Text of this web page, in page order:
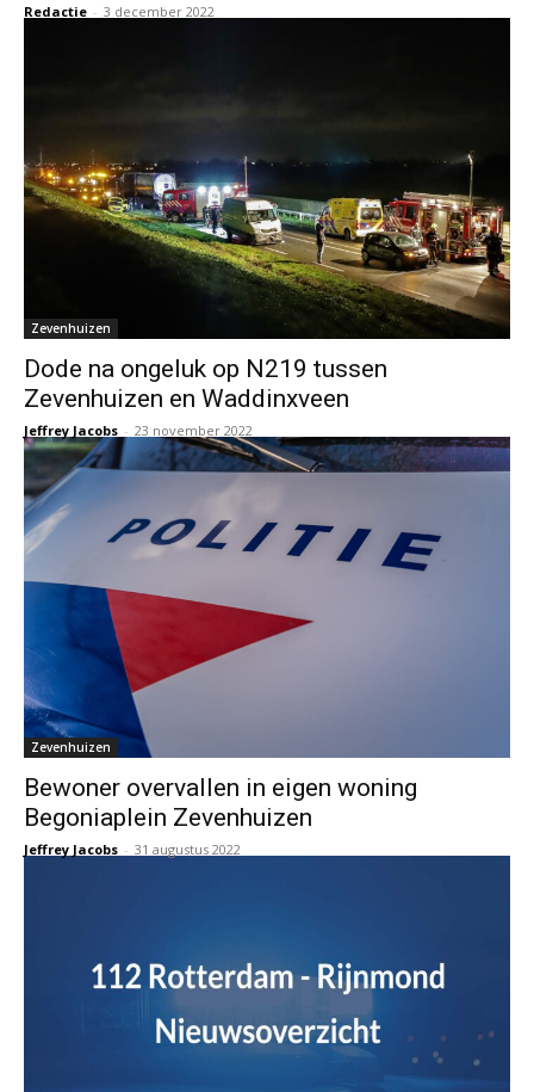
Redactie - 3 december 2022
Zevenhuizen
Dode na ongeluk op N219 tussen
Zevenhuizen en Waddinxveen
Jeffrey Jacobs - 23 november 2022
Zevenhuizen
Bewoner overvallen in eigen woning
Begoniaplein Zevenhuizen
Jeffrey Jacobs - 31 augustus 2022